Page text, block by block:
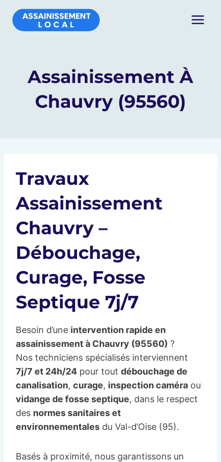
contenu
Assainissement À
Chauvry (95560)
Travaux
Assainissement
Chauvry –
Débouchage,
Curage, Fosse
Septique 7j/7
Besoin d’une intervention rapide en
assainissement à Chauvry (95560) ?
Nos techniciens spécialisés interviennent
7j/7 et 24h/24 pour tout débouchage de
canalisation, curage, inspection caméra ou
vidange de fosse septique, dans le respect
des normes sanitaires et
environnementales du Val-d’Oise (95).
Basés à proximité, nous garantissons un